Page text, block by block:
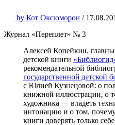
by Кот Оксюморон /
Журнал «Переплет» № 3
Алексей Копейкин,
детской книги
рекомендательной
государственной детской
с Юлией Кузнецовой: о
книжной иллюстрации, о
художника — владеть
интонацию и о том,
книги доверять только